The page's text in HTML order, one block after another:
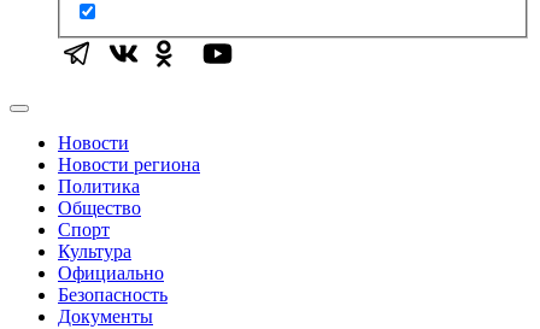
Новости
Новости региона
Политика
Общество
Спорт
Культура
Официально
Безопасность
Документы